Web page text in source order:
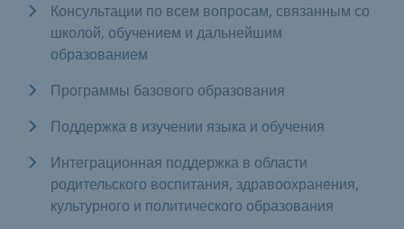
Консультации по всем вопросам, связанным со
школой, обучением и дальнейшим
образованием
Программы базового образования
Поддержка в изучении языка и обучения
Интеграционная поддержка в области
родительского воспитания, здравоохранения,
культурного и политического образования